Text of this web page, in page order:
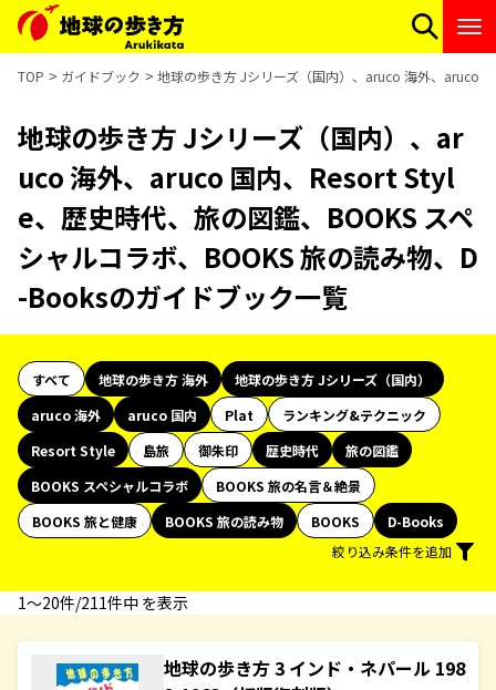
TOP ガイドブック 地球の歩き方 Jシリーズ（国内）、aruco 海外、aruco
地球の歩き方 Jシリーズ（国内）、ar
uco 海外、aruco 国内、Resort Styl
e、歴史時代、旅の図鑑、BOOKS スペ
シャルコラボ、BOOKS 旅の読み物、D
-Booksのガイドブック一覧
すべて 地球の歩き方 海外
地球の歩き方 Jシリーズ（国内）
aruco 海外
aruco 国内 Plat
ランキング&テクニック
Resort Style
島旅 御朱印 歴史時代
旅の図鑑
BOOKS スペシャルコラボ
BOOKS 旅の名言＆絶景
BOOKS 旅と健康
BOOKS 旅の読み物 BOOKS
D-Books
絞り込み条件を追加
1〜20件/211件中 を表示
地球の歩き方 3 インド・ネパール 198